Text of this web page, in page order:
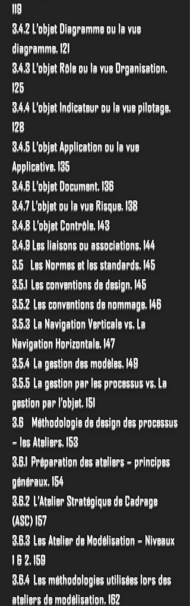
119
3.4.2 L’objet Diagramme ou la vue
diagramme. 121
3.4.3 L’objet Rôle ou la vue Organisation.
125
3.4.4 L’objet Indicateur ou la vue pilotage.
128
3.4.5 L’objet Application ou la vue
Applicative. 135
3.4.6 L’objet Document. 136
3.4.7 L’objet ou la vue Risque. 138
3.4.8 L’objet Contrôle. 143
3.4.9 Les liaisons ou associations. 144
3.5 Les Normes et les standards. 145
3.5.1 Les conventions de design. 145
3.5.2 Les conventions de nommage. 146
3.5.3 La Navigation Verticale vs. La
Navigation Horizontale. 147
3.5.4 La gestion des modèles. 149
3.5.5 La gestion par les processus vs. La
gestion par l’objet. 151
3.6 Méthodologie de design des processus
– les Ateliers. 153
3.6.1 Préparation des ateliers – principes
généraux. 154
3.6.2 L’Atelier Stratégique de Cadrage
(ASC) 157
3.6.3 Les Atelier de Modélisation – Niveaux
1 & 2. 159
3.6.4 Les méthodologies utilisées lors des
ateliers de modélisation. 162